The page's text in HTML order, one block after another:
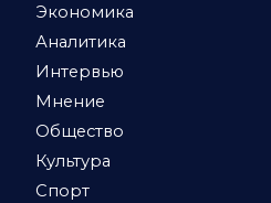
Экономика
Аналитика
Интервью
Мнение
Общество
Культура
Спорт